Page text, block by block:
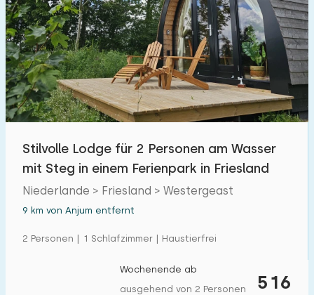
Stilvolle Lodge für 2 Personen am Wasser
mit Steg in einem Ferienpark in Friesland
Niederlande > Friesland > Westergeast
9 km von Anjum entfernt
2 Personen | 1 Schlafzimmer | Haustierfrei
516
Wochenende ab
ausgehend von 2 Personen